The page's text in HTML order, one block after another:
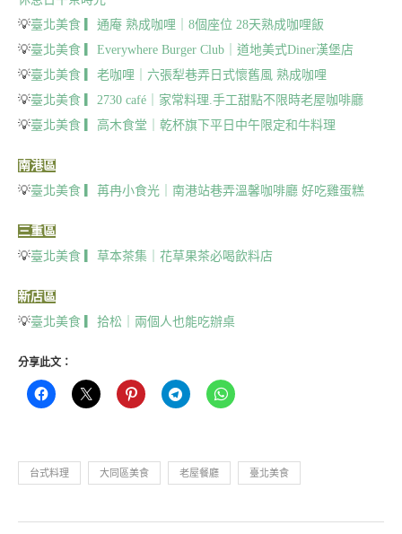
💡臺北美食 ▎通庵 熟成咖哩｜8個座位 28天熟成咖哩飯
💡臺北美食 ▎Everywhere Burger Club｜道地美式Diner漢堡店
💡臺北美食 ▎老咖哩｜六張犁巷弄日式懷舊風 熟成咖哩
💡臺北美食 ▎2730 café｜家常料理.手工甜點不限時老屋咖啡廳
💡臺北美食 ▎高木食堂｜乾杯旗下平日中午限定和牛料理
南港區
💡臺北美食 ▎苒冉小食光｜南港站巷弄溫馨咖啡廳 好吃雞蛋糕
三重區
💡臺北美食 ▎草本茶集｜花草果茶必喝飲料店
新店區
💡臺北美食 ▎拾松｜兩個人也能吃辦桌
分享此文：
台式料理 大同區美食 老屋餐廳 臺北美食